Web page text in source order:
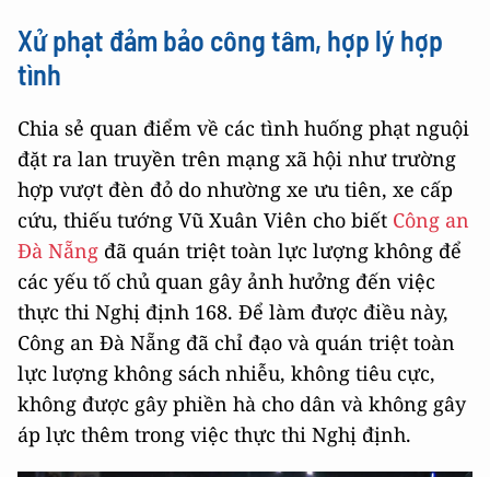
Xử phạt đảm bảo công tâm, hợp lý hợp
tình
Chia sẻ quan điểm về các tình huống phạt nguội
đặt ra lan truyền trên mạng xã hội như trường
hợp vượt đèn đỏ do nhường xe ưu tiên, xe cấp
cứu, thiếu tướng Vũ Xuân Viên cho biết Công an
Đà Nẵng đã quán triệt toàn lực lượng không để
các yếu tố chủ quan gây ảnh hưởng đến việc
thực thi Nghị định 168. Để làm được điều này,
Công an Đà Nẵng đã chỉ đạo và quán triệt toàn
lực lượng không sách nhiễu, không tiêu cực,
không được gây phiền hà cho dân và không gây
áp lực thêm trong việc thực thi Nghị định.